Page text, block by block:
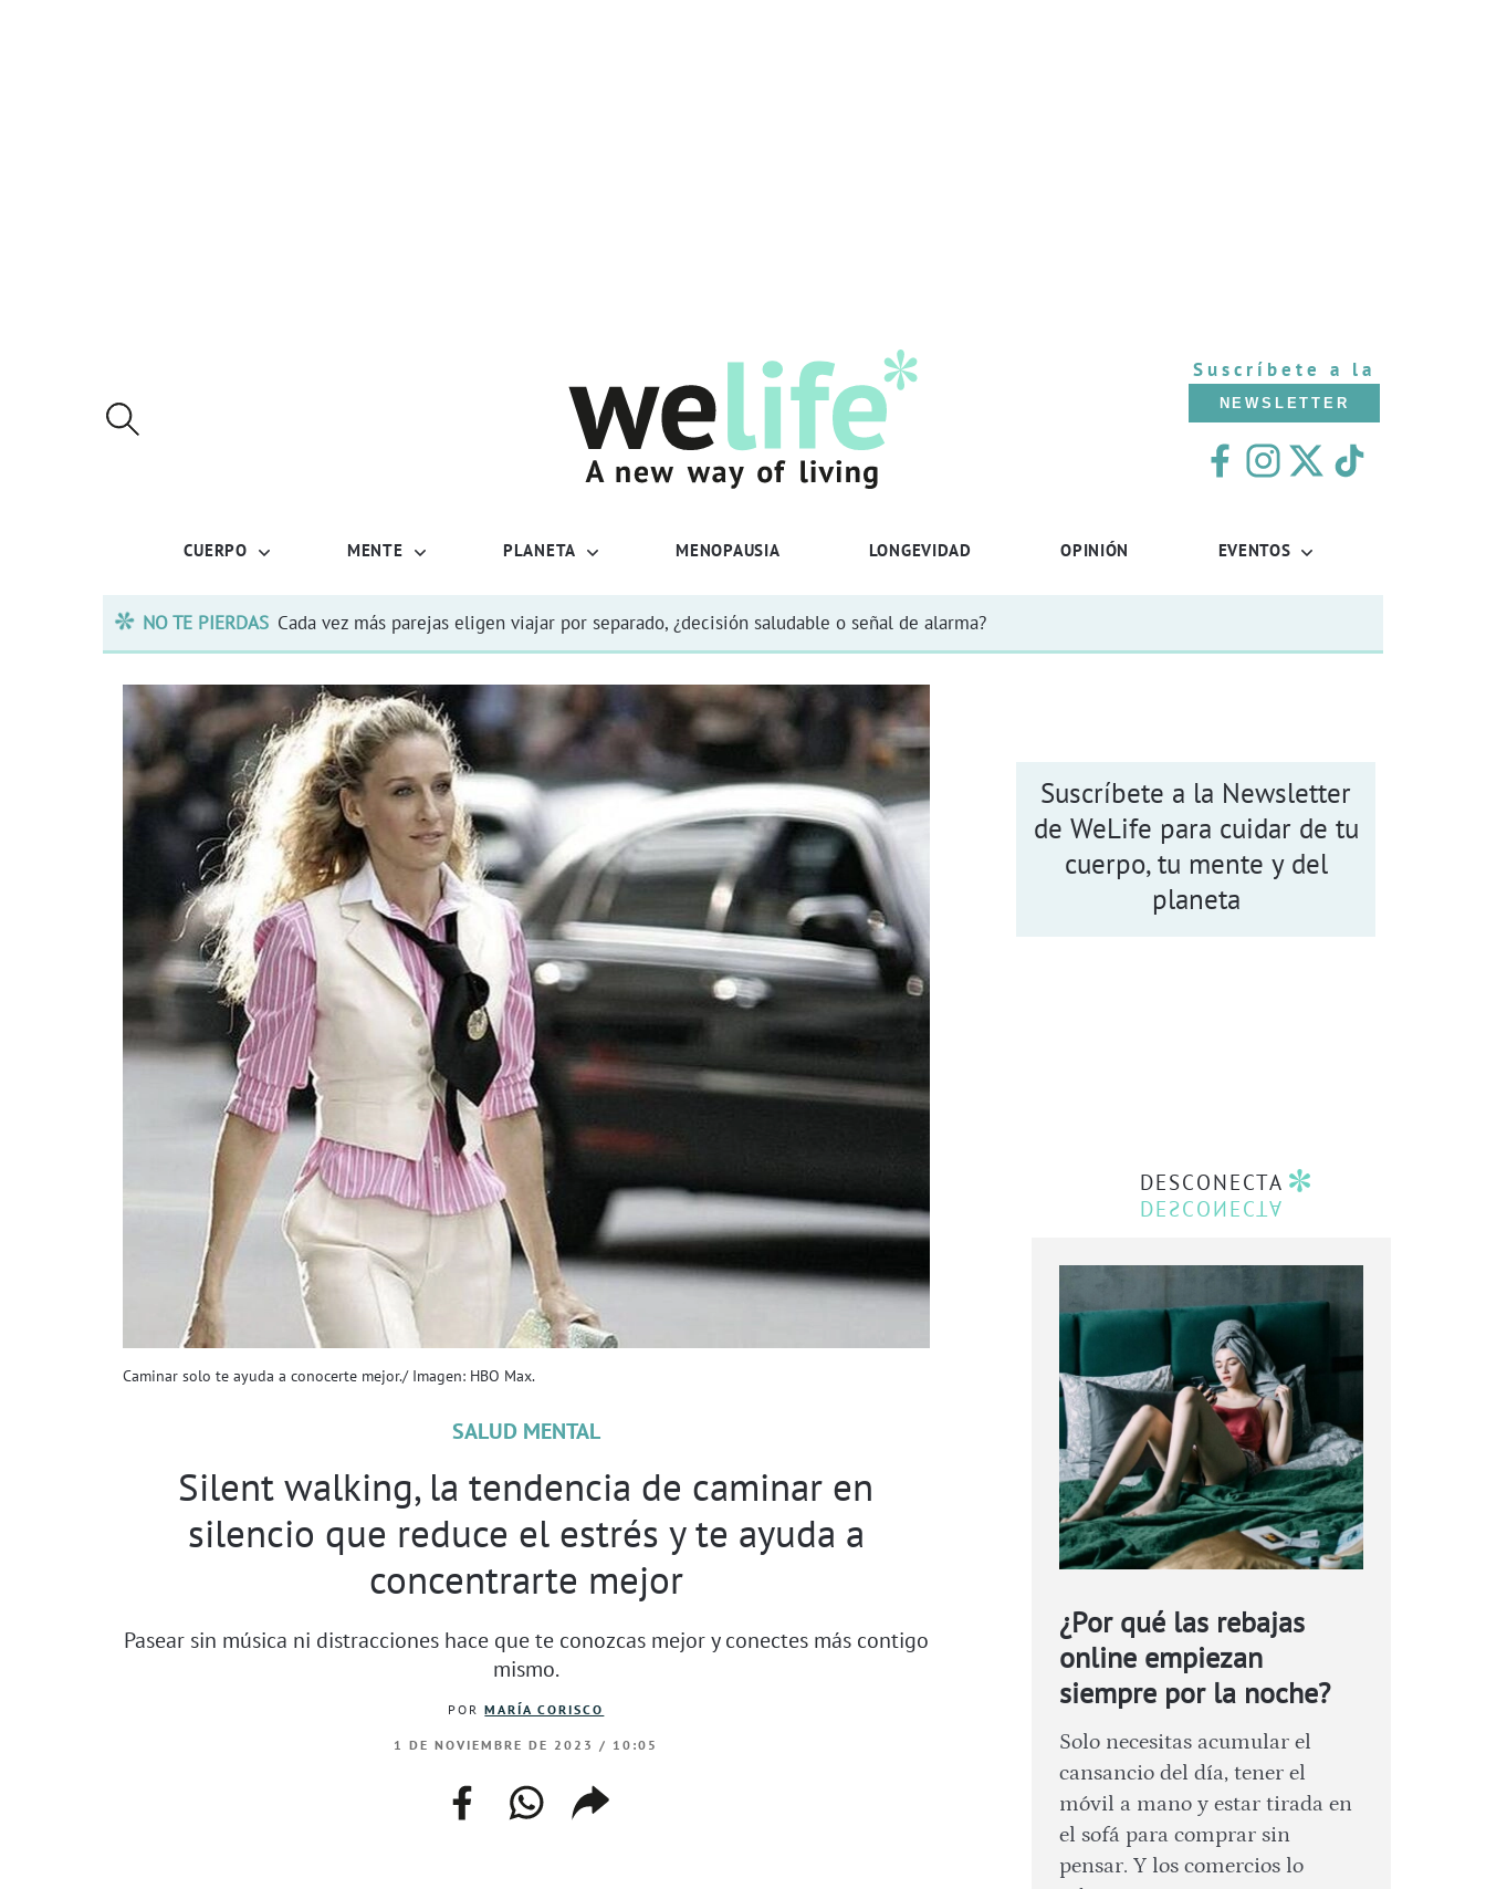
Suscríbete a la
NEWSLETTER
CUERPO MENTE PLANETA MENOPAUSIA LONGEVIDAD OPINIÓN EVENTOS
NO TE PIERDAS Cada vez más parejas eligen viajar por separado, ¿decisión saludable o señal de alarma?
Caminar solo te ayuda a conocerte mejor./ Imagen: HBO Max.
SALUD MENTAL
Silent walking, la tendencia de caminar en
silencio que reduce el estrés y te ayuda a
concentrarte mejor
Pasear sin música ni distracciones hace que te conozcas mejor y conectes más contigo
mismo.
PORMARÍA CORISCO
1 DE NOVIEMBRE DE 2023 / 10:05
facebookwhatsapp
web
copiar
enlace
Suscríbete a la Newsletter
de WeLife para cuidar de tu
cuerpo, tu mente y del
planeta
DESCONECTA
¿Por qué las rebajas
online empiezan
siempre por la noche?
Solo necesitas acumular el
cansancio del día, tener el
móvil a mano y estar tirada en
el sofá para comprar sin
pensar. Y los comercios lo